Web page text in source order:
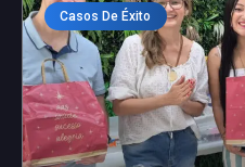
Casos De Éxito